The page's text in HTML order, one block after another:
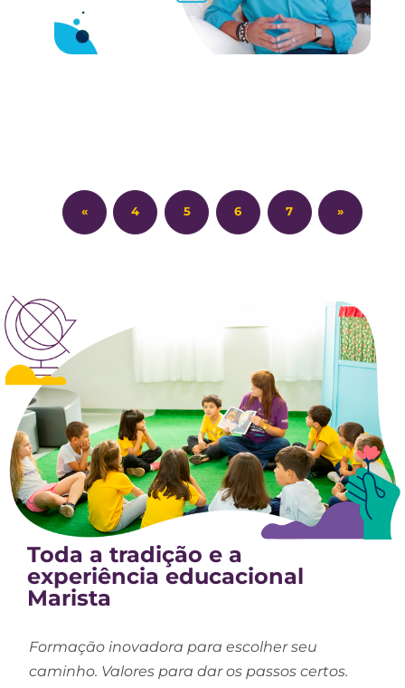
« 4 5 6 7 »
Toda a tradição e a
experiência educacional
Marista
Formação inovadora para escolher seu
caminho. Valores para dar os passos certos.